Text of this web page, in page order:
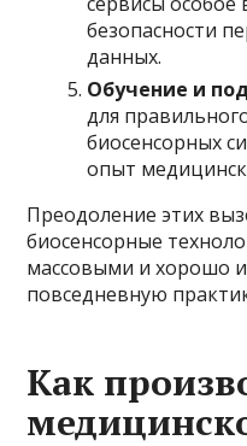
безопасности
данных.
Обучение и
для
биосенсорных
опыт
Преодоление этих
биосенсорные
массовыми и хорошо
повседневную
Как